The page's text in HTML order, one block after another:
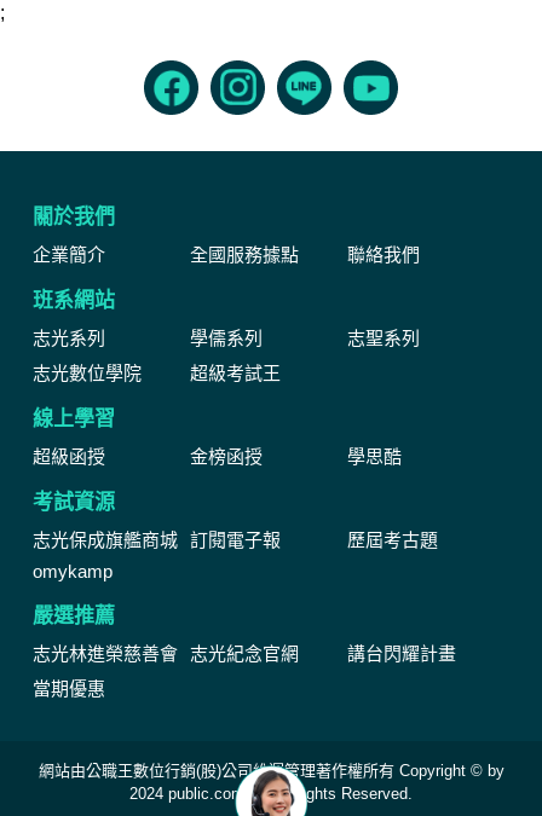
;
關於我們
企業簡介 全國服務據點 聯絡我們
班系網站
志光系列 學儒系列
志聖系列
志光數位學院
超級考試王
線上學習
超級函授 金榜函授 學思酷
考試資源
志光保成旗艦商城 訂閱電子報
歷屆考古題
omykamp
嚴選推薦
志光林進榮慈善會 志光紀念官網
講台閃耀計畫
當期優惠
網站由公職王數位行銷(股)公司維運管理著作權所有 Copyright © by
2024 public.com.tw All Rights Reserved.